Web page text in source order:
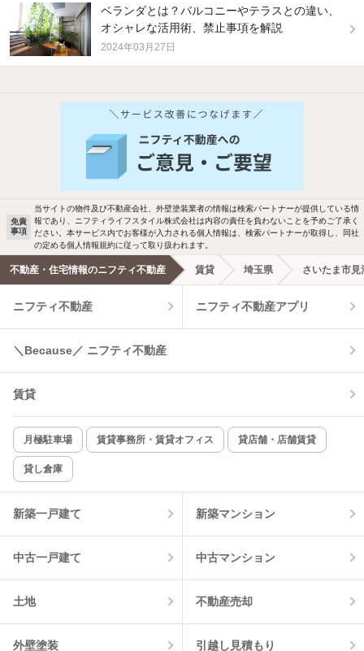
ベランダとは？バルコニーやテラスとの違い、
オシャレな活用術、禁止事項を解説
2024年03月27日
バス・トイレ別 2階以上
洗濯機置場あり 独立洗面台
エアコンあり 都市ガス
温水洗浄便座 オートロック
コンロ2口以上
新着のみ インターネット無料
該当件数:
2件
免責
事項
当サイトの物件及び不動産会社、外壁塗装業者の情報は検索パートナーが提供している情
報であり、ニフティライフスタイル株式会社は内容の責任を負わないことを予めご了承く
ださい。本サービス内でお客様が入力される個人情報は、検索パートナーが取得し、同社
の定める個人情報規約に従って取り扱われます。
不動産・住宅情報のニフティ不動産 賃貸 埼玉県 さいたま市見
ニフティ不動産 ニフティ不動産アプリ
＼Because／ ニフティ不動産
賃貸
月極駐車場 賃貸事務所・賃貸オフィス 貸店舗・店舗賃貸
貸し倉庫
新築一戸建て 新築マンション
中古一戸建て 中古マンション
土地 不動産売却
外壁塗装 引越し見積もり